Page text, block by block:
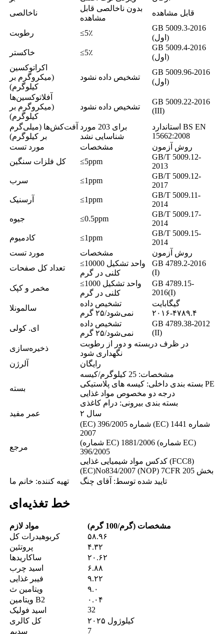
ناخالصی
بدون ناخالصی قابل
مشاهده
قابل مشاهده
رطوبت ≤5٪
GB 5009.3-2016
(اول)
خاکستر
≤5٪
GB 5009.4-2016
(اول)
اکراتوکسین
(میکروگرم بر
کیلوگرم)
تشخیص داده نشود
GB 5009.96-2016
(اول)
آفلاتوکسین‌ها
(میکروگرم بر
کیلوگرم)
تشخیص داده نشود
GB 5009.22-2016
(III)
آفت‌کش‌ها (میلی‌گرم
بر کیلوگرم)
برای 203 مورد
شناسایی نشد
استاندارد BS EN
15662:2008
مورد تست
مشخصات
روش آزمون
کل فلزات سنگین
≤5ppm
GB/T 5009.12-
2013
سرب
≤1ppm
GB/T 5009.12-
2017
آرسنیک
≤1ppm
GB/T 5009.11-
2014
جیوه
≤0.5ppm
GB/T 5009.17-
2014
کادمیوم
≤1ppm
GB/T 5009.15-
2014
مورد تست
مشخصات
روش آزمون
تعداد کل صفحات
≤10000 واحد تشکیل
کلنی در گرم
GB 4789.2-2016
(I)
مخمر و کپک
≤1000 واحد تشکیل
کلنی در گرم
GB 4789.15-
2016(I)
سالمونلا
تشخیص داده
نمی‌شود/۲۵ گرم
گیگابایت
۴۷۸۹.۴-۲۰۱۶
ای. کولی
تشخیص داده
نمی‌شود/۲۵ گرم
GB 4789.38-2012
(II)
ذخیره‌سازی
در ظرف دربسته و دور از رطوبت
نگهداری شود
آلرژن
رایگان
بسته
مشخصات: 25 کیلوگرم/کیسه
بسته بندی داخلی: کیسه های پلاستیکی PE
درجه دو مخصوص مواد غذایی
بسته بندی بیرونی: درام کاغذی
عمر مفید
۲ سال
مرجع
(EC) شماره 396/2005 (EC) شماره 1441
2007
(شماره EC) 1881/2006 (شماره EC)
396/2005
کدکس مواد شیمیایی غذایی (FCC8)
(EC)No834/2007 (NOP) 7CFR بخش 205
تهیه کننده: خانم ما
تایید شده توسط: آقای چنگ
خط تغذیه‌ای
مواد لازم
مشخصات (گرم/100 گرم)
کربوهیدرات کل
۵۸.۹۶
پروتئین
۴.۳۲
ساکاریدها
۲۰.۶۲
اسید چرب
۶.۸۸
فیبر غذایی
۹.۲۲
ویتامین ث
۹.۰
ویتامین B2
۰.۰۴
اسید فولیک
32
کل کالری
۲۰۲۵ کیلوژول
سدیم
7